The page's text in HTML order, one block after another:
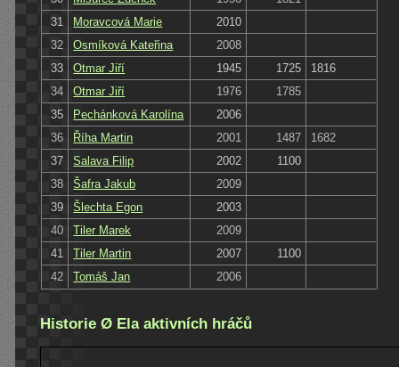
31
Moravcová Marie
2010
32
Osmíková Kateřina
2008
33
Otmar Jiří 1945 1725
1816
34
Otmar Jiří 1976
1785
35
Pechánková Karolína
2006
36
Říha Martin 2001 1487
1682
37
Salava Filip 2002
1100
38
Šafra Jakub
2009
39
Šlechta Egon
2003
40
Tiler Marek
2009
41
Tiler Martin 2007
1100
42
Tomáš Jan 2006
Historie Ø Ela aktivních hráčů